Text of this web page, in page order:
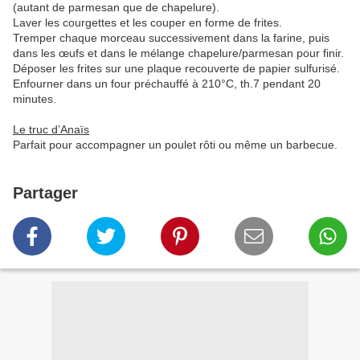
(autant de parmesan que de chapelure).
Laver les courgettes et les couper en forme de frites.
Tremper chaque morceau successivement dans la farine, puis
dans les œufs et dans le mélange chapelure/parmesan pour finir.
Déposer les frites sur une plaque recouverte de papier sulfurisé.
Enfourner dans un four préchauffé à 210°C, th.7 pendant 20
minutes.
Le truc d’Anaïs
Parfait pour accompagner un poulet rôti ou même un barbecue.
Partager